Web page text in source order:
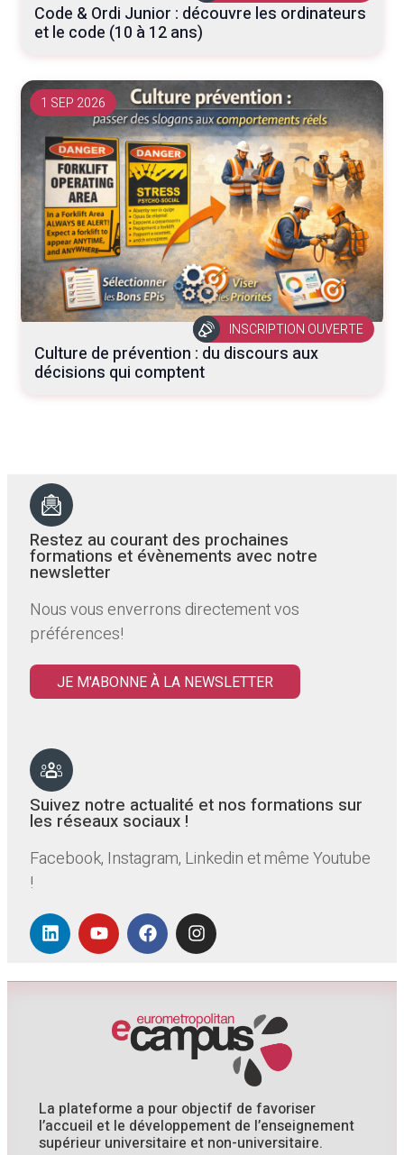
Code & Ordi Junior : découvre les ordinateurs
et le code (10 à 12 ans)
INSCRIPTION OUVERTE
Culture de prévention : du discours aux
décisions qui comptent
1 SEP 2026
Restez au courant des prochaines
formations et évènements avec notre
newsletter
Nous vous enverrons directement vos
préférences!
JE M'ABONNE À LA NEWSLETTER
Suivez notre actualité et nos formations sur
les réseaux sociaux !
Facebook, Instagram, Linkedin et même Youtube
!
La plateforme a pour objectif de favoriser
l’accueil et le développement de l’enseignement
supérieur universitaire et non-universitaire.